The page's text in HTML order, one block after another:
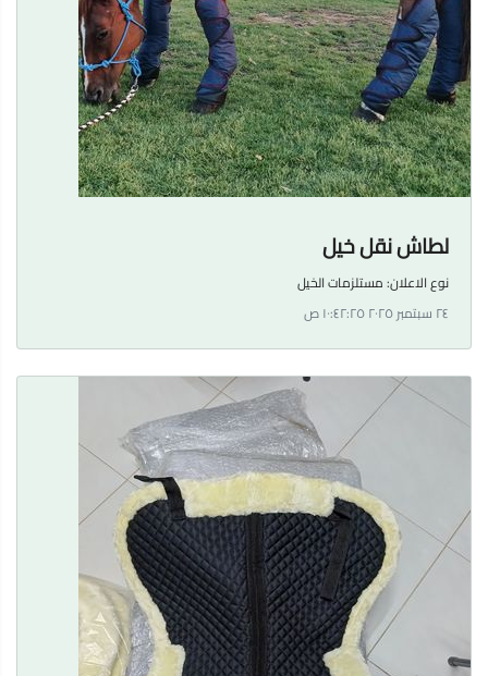
لطاش نقل خيل
نوع الاعلان:مستلزمات الخيل
٢٤ سبتمبر ٢٠٢٥ ١٠:٤٢:٢٥ ص